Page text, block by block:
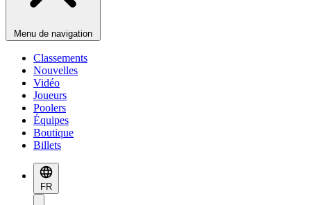
Menu de navigation
Classements
Nouvelles
Vidéo
Joueurs
Poolers
Équipes
Boutique
Billets
FR